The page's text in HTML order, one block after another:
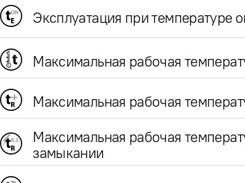
Эксплуатация при
Максимальная рабочая
Максимальная рабочая
Максимальная рабочая
замыкании